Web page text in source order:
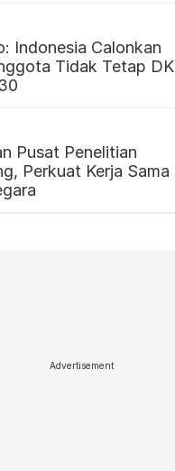
Indonesia Calonkan
Tidak Tetap DK
Pusat Penelitian
Perkuat Kerja Sama
Advertisement